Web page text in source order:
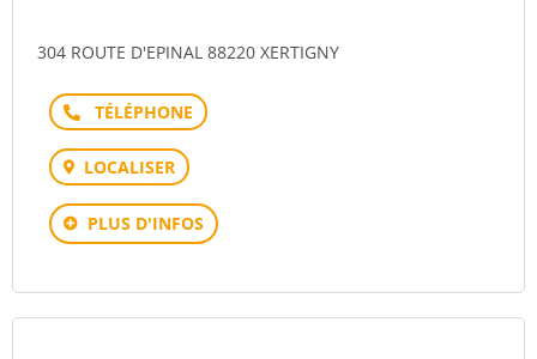
304 ROUTE D'EPINAL 88220 XERTIGNY
Téléphone
LOCALISER
PLUS D'INFOS